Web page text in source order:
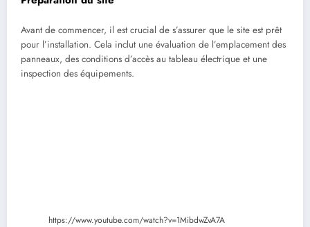
Avant de commencer, il est crucial de s’assurer que le site est prêt
pour l’installation. Cela inclut une évaluation de l’emplacement des
panneaux, des conditions d’accès au tableau électrique et une
inspection des équipements.
https://www.youtube.com/watch?v=1MibdwZvA7A